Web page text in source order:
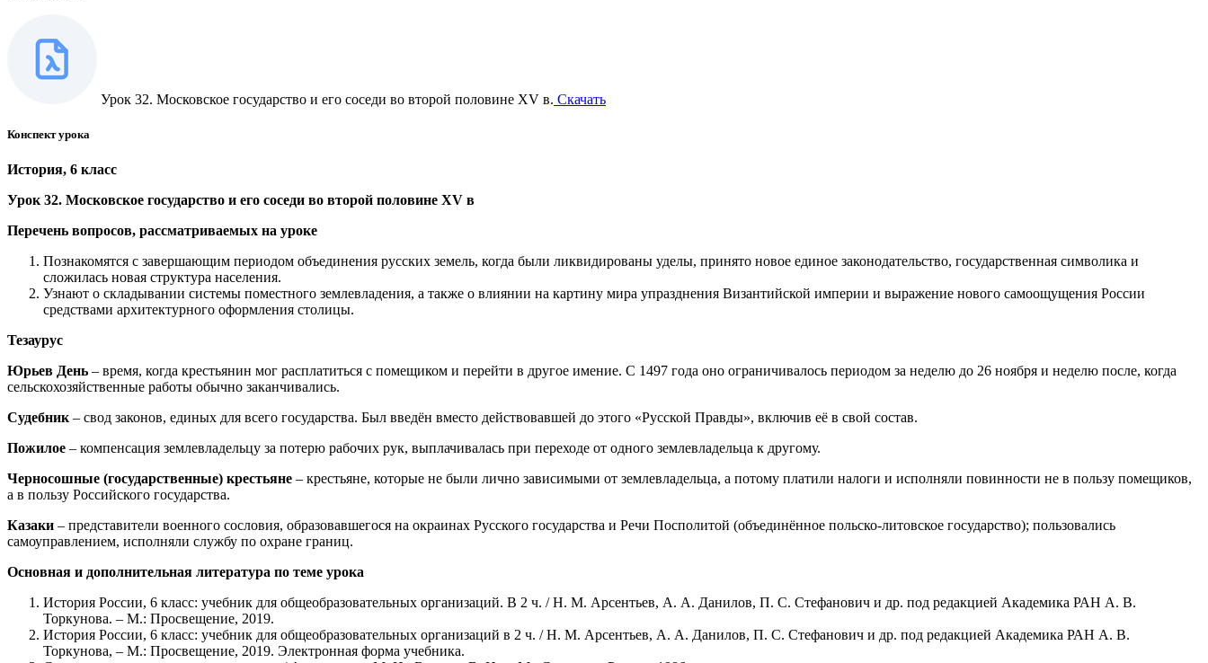
Урок 32. Московское государство и его соседи во второй половине XV в. Скачать
Конспект урока
История, 6 класс
Урок 32. Московское государство и его соседи во второй половине XV в
Перечень вопросов, рассматриваемых на уроке
Познакомятся с завершающим периодом объединения русских земель, когда были ликвидированы уделы, принято новое единое законодательство, государственная символика и
сложилась новая структура населения.
Узнают о складывании системы поместного землевладения, а также о влиянии на картину мира упразднения Византийской империи и выражение нового самоощущения России
средствами архитектурного оформления столицы.
Тезаурус
Юрьев День – время, когда крестьянин мог расплатиться с помещиком и перейти в другое имение. С 1497 года оно ограничивалось периодом за неделю до 26 ноября и неделю после, когда
сельскохозяйственные работы обычно заканчивались.
Судебник – свод законов, единых для всего государства. Был введён вместо действовавшей до этого «Русской Правды», включив её в свой состав.
Пожилое – компенсация землевладельцу за потерю рабочих рук, выплачивалась при переходе от одного землевладельца к другому.
Черносошные (государственные) крестьяне – крестьяне, которые не были лично зависимыми от землевладельца, а потому платили налоги и исполняли повинности не в пользу помещиков,
а в пользу Российского государства.
Казаки – представители военного сословия, образовавшегося на окраинах Русского государства и Речи Посполитой (объединённое польско-литовское государство); пользовались
самоуправлением, исполняли службу по охране границ.
Основная и дополнительная литература по теме урока
История России, 6 класс: учебник для общеобразовательных организаций. В 2 ч. / Н. М. Арсентьев, А. А. Данилов, П. С. Стефанович и др. под редакцией Академика РАН А. В.
Торкунова. – М.: Просвещение, 2019.
История России, 6 класс: учебник для общеобразовательных организаций в 2 ч. / Н. М. Арсентьев, А. А. Данилов, П. С. Стефанович и др. под редакцией Академика РАН А. В.
Торкунова, – М.: Просвещение, 2019. Электронная форма учебника.